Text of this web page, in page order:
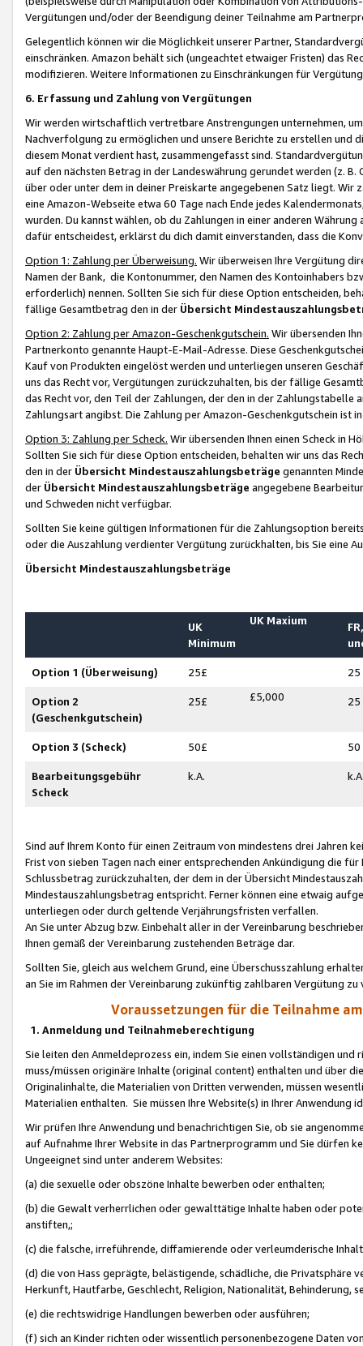
Vergütungen und/oder der Beendigung deiner Teilnahme am
Gelegentlich können wir die Möglichkeit unserer Partner,
einschränken. Amazon behält sich (ungeachtet etwaiger Fristen) das
modifizieren. Weitere Informationen zu Einschränkungen für
6. Erfassung und Zahlung von Vergütungen
Wir werden wirtschaftlich vertretbare Anstrengungen unternehmen,
Nachverfolgung zu ermöglichen und unsere Berichte zu erstellen und
diesem Monat verdient hast, zusammengefasst sind.
auf den nächsten Betrag in der Landeswährung gerundet werden (z.
über oder unter dem in deiner Preiskarte angegebenen Satz liegt.
eine Amazon-Webseite etwa 60 Tage nach Ende jedes
wurden. Du kannst wählen, ob du Zahlungen in einer anderen
dafür entscheidest, erklärst du dich damit einverstanden, dass die
Option 1: Zahlung per Überweisung. Wir überweisen Ihre Vergütung
Namen der Bank, die Kontonummer, den Namen des Kontoinhabers
erforderlich) nennen. Sollten Sie sich für diese Option entscheiden,
fällige Gesamtbetrag den in der Übersicht
Option 2: Zahlung per Amazon-Geschenkgutschein. Wir übersenden
Partnerkonto genannte Haupt-E-Mail-Adresse. Diese
Kauf von Produkten eingelöst werden und unterliegen unseren
uns das Recht vor, Vergütungen zurückzuhalten, bis der fällige
das Recht vor, den Teil der Zahlungen, der den in der
Zahlungsart angibst. Die Zahlung per Amazon-Geschenkgutschein ist
Option 3: Zahlung per Scheck. Wir übersenden Ihnen einen Scheck in
Sollten Sie sich für diese Option entscheiden, behalten wir uns das
den in der Übersicht Mindestauszahlungsbeträge genannten
der Übersicht Mindestauszahlungsbeträge angegebene
und Schweden nicht verfügbar.
Sollten Sie keine gültigen Informationen für die Zahlungsoption
oder die Auszahlung verdienter Vergütung zurückhalten, bis Sie
Übersicht Mindestauszahlungsbeträge
UK
Minimum
UK Maxium
Option 1 (Überweisung) 25£ 25
Option 2
(Geschenkgutschein)
25£ £5,000 25
Option 3 (Scheck) 50£ 50
Bearbeitungsgebühr
Scheck
k.A.
Sind auf Ihrem Konto für einen Zeitraum von mindestens drei Jahren
Frist von sieben Tagen nach einer entsprechenden Ankündigung die
Schlussbetrag zurückzuhalten, der dem in der Übersicht
Mindestauszahlungsbetrag entspricht. Ferner können eine etwaig
unterliegen oder durch geltende Verjährungsfristen verfallen.
An Sie unter Abzug bzw. Einbehalt aller in der Vereinbarung
Ihnen gemäß der Vereinbarung zustehenden Beträge dar.
Sollten Sie, gleich aus welchem Grund, eine Überschusszahlung
an Sie im Rahmen der Vereinbarung zukünftig zahlbaren Vergütung zu
Voraussetzungen für die Teilnahme
1. Anmeldung und Teilnahmeberechtigung
Sie leiten den Anmeldeprozess ein, indem Sie einen vollständigen
muss/müssen originäre Inhalte (original content) enthalten und über
Originalinhalte, die Materialien von Dritten verwenden, müssen
Materialien enthalten. Sie müssen Ihre Website(s) in Ihrer Anwendung
Wir prüfen Ihre Anwendung und benachrichtigen Sie, ob sie
auf Aufnahme Ihrer Website in das Partnerprogramm und Sie dürfen
Ungeeignet sind unter anderem Websites:
(a) die sexuelle oder obszöne Inhalte bewerben oder enthalten;
(b) die Gewalt verherrlichen oder gewalttätige Inhalte haben oder
anstiften,;
(c) die falsche, irreführende, diffamierende oder verleumderische
(d) die von Hass geprägte, belästigende, schädliche, die Privatsphäre
Herkunft, Hautfarbe, Geschlecht, Religion, Nationalität, Behinderung,
(e) die rechtswidrige Handlungen bewerben oder ausführen;
(f) sich an Kinder richten oder wissentlich personenbezogene Daten